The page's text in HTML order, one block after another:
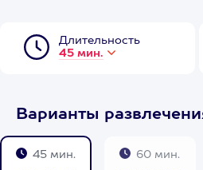
Длительность
45 мин.
Варианты
45 мин. 60 мин.